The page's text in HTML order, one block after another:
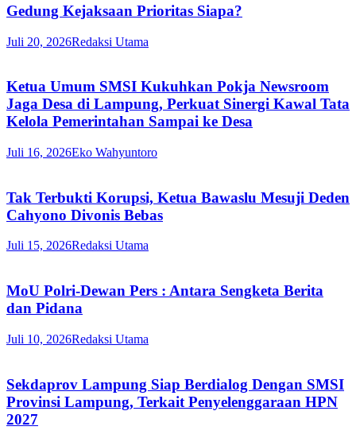
Gedung Kejaksaan Prioritas Siapa?
Juli 20, 2026Redaksi Utama
Ketua Umum SMSI Kukuhkan Pokja Newsroom
Jaga Desa di Lampung, Perkuat Sinergi Kawal Tata
Kelola Pemerintahan Sampai ke Desa
Juli 16, 2026Eko Wahyuntoro
Tak Terbukti Korupsi, Ketua Bawaslu Mesuji Deden
Cahyono Divonis Bebas
Juli 15, 2026Redaksi Utama
MoU Polri-Dewan Pers : Antara Sengketa Berita
dan Pidana
Juli 10, 2026Redaksi Utama
Sekdaprov Lampung Siap Berdialog Dengan SMSI
Provinsi Lampung, Terkait Penyelenggaraan HPN
2027